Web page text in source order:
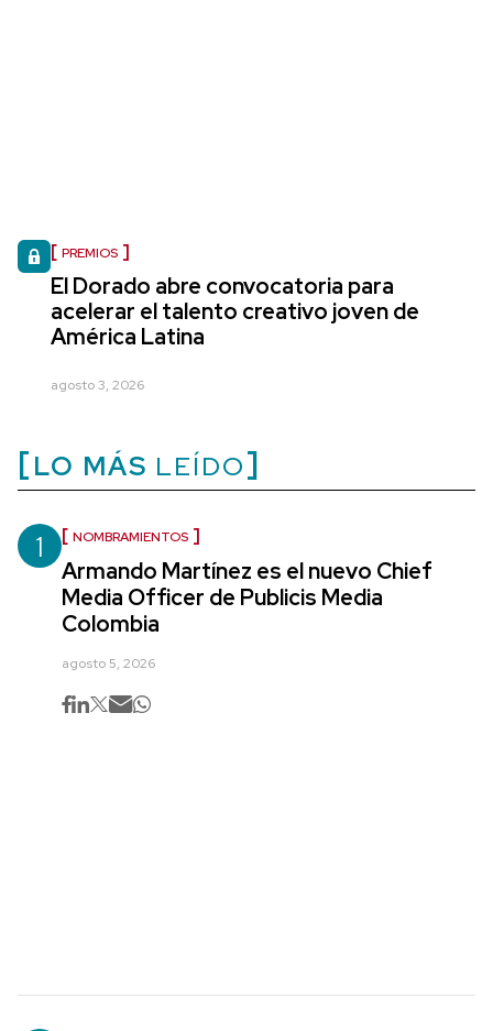
PREMIOS
El Dorado abre convocatoria para
acelerar el talento creativo joven de
América Latina
agosto 3, 2026
LO MÁS LEÍDO
1 NOMBRAMIENTOS
Armando Martínez es el nuevo Chief
Media Officer de Publicis Media
Colombia
agosto 5, 2026